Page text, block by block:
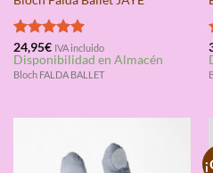
Valorado
con5.00
de 5
24,95€ IVA incluido
Disponibilidad en Almacén
Bloch FALDA BALLET